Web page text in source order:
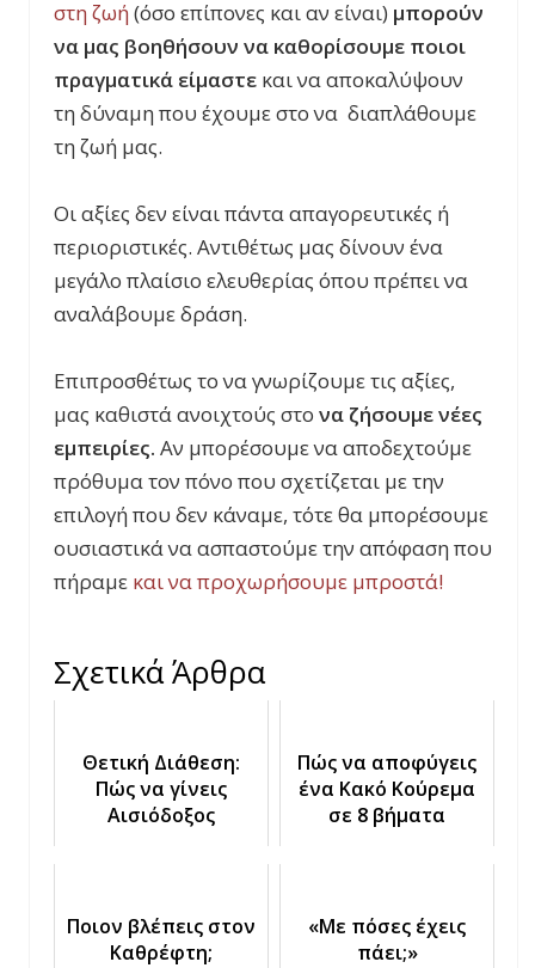
στη ζωή (όσο επίπονες και αν είναι) μπορούν
να μας βοηθήσουν να καθορίσουμε ποιοι
πραγματικά είμαστε και να αποκαλύψουν
τη δύναμη που έχουμε στο να διαπλάθουμε
τη ζωή μας.
Οι αξίες δεν είναι πάντα απαγορευτικές ή
περιοριστικές. Αντιθέτως μας δίνουν ένα
μεγάλο πλαίσιο ελευθερίας όπου πρέπει να
αναλάβουμε δράση.
Επιπροσθέτως το να γνωρίζουμε τις αξίες,
μας καθιστά ανοιχτούς στο να ζήσουμε νέες
εμπειρίες. Αν μπορέσουμε να αποδεχτούμε
πρόθυμα τον πόνο που σχετίζεται με την
επιλογή που δεν κάναμε, τότε θα μπορέσουμε
ουσιαστικά να ασπαστούμε την απόφαση που
πήραμε και να προχωρήσουμε μπροστά!
Σχετικά Άρθρα
Θετική Διάθεση:
Πώς να γίνεις
Αισιόδοξος
Πώς να αποφύγεις
ένα Κακό Κούρεμα
σε 8 βήματα
Ποιον βλέπεις στον
Καθρέφτη;
«Με πόσες έχεις
πάει;»